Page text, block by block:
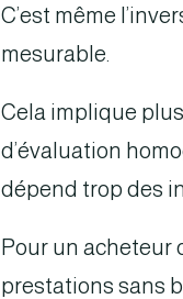
C’est même
mesurable.
Cela implique
d’évaluation
dépend trop des
Pour un acheteur
prestations sans